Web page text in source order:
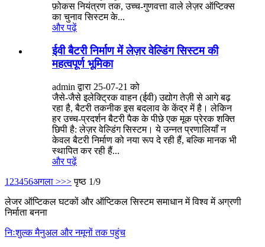
फ़ोकस नियंत्रण तक, उच्च-गुणवत्ता वाले लेज़र ऑप्टिक्स
का चुनाव सिस्टम के...
और पढ़ें
ईवी बैटरी निर्माण में लेज़र वेल्डिंग सिस्टम की
महत्वपूर्ण भूमिका
admin द्वारा 25-07-21 को
जैसे-जैसे इलेक्ट्रिक वाहन (ईवी) उद्योग तेज़ी से आगे बढ़
रहा है, बैटरी तकनीक इस बदलाव के केंद्र में है। लेकिन
हर उच्च-प्रदर्शन बैटरी पैक के पीछे एक मूक प्रेरक शक्ति
छिपी है: लेज़र वेल्डिंग सिस्टम। ये उन्नत प्रणालियाँ न
केवल बैटरी निर्माण को नया रूप दे रही हैं, बल्कि मानक भी
स्थापित कर रही हैं...
और पढ़ें
1 23456अगला >>> पृष्ठ 1/9
लेजर ऑप्टिकल घटकों और ऑप्टिकल सिस्टम समाधान में विश्व में अग्रणी
निर्माता बनना
निःशुल्क मैनुअल और नमूनों तक पहुंच